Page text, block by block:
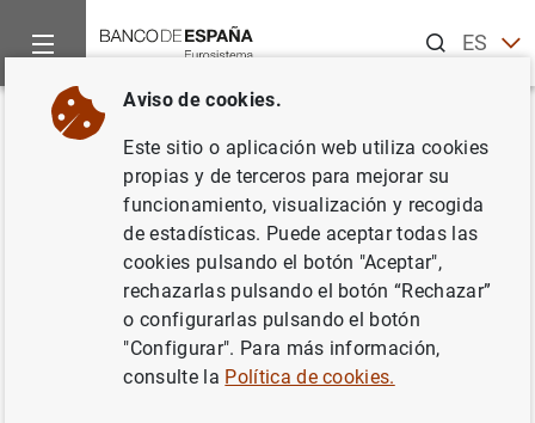
ESEN
Inicio Noticias y eventos
Volver
Spain. Financial sector reform:
IMF Second progress report
Aviso de cookies.
Este sitio o aplicación web utiliza cookies
propias y de terceros para mejorar su
funcionamiento, visualización y recogida
de estadísticas. Puede aceptar todas las
cookies pulsando el botón "Aceptar",
rechazarlas pulsando el botón “Rechazar”
o configurarlas pulsando el botón
"Configurar". Para más información,
consulte la Política de cookies.